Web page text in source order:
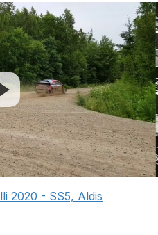
2020 - SS5, Aldis